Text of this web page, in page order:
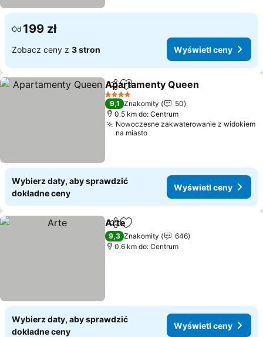
Od 199 zł
Zobacz ceny z 3 stron Wyświetl ceny
Udostępnij
Dodaj do ulubionych
Apartamenty Queen
4 Kategoria
9,1 Znakomity
50
0.5 km do: Centrum
Nowoczesne zakwaterowanie z widokiem
na miasto
Wybierz daty, aby sprawdzić
dokładne ceny
Wyświetl ceny
UdostępnijDodaj do ulubionych
Arte
9,3 Znakomity
646
0.6 km do: Centrum
Wybierz daty, aby sprawdzić
dokładne ceny
Wyświetl ceny